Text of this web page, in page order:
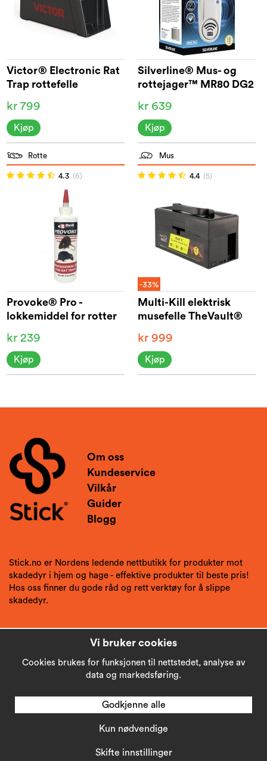
Victor® Electronic Rat
Trap rottefelle
kr 799
Kjøp
Silverline® Mus- og
rottejager™ MR80 DG2
kr 639
Kjøp
Rotte
4.3 (6)
Provoke® Pro -
lokkemiddel for rotter
kr 239
Kjøp
Mus
4.4 (5)
-33%
Multi-Kill elektrisk
musefelle TheVault®
kr 999
Kjøp
Om oss
Kundeservice
Vilkår
Guider
Blogg
Stick.no er Nordens ledende nettbutikk for produkter mot
skadedyr i hjem og hage - effektive produkter til beste pris!
Hos oss finner du gode råd og rett verktøy for å slippe
skadedyr.
Vi bruker cookies
Cookies brukes for funksjonen til nettstedet, analyse av
data og markedsføring.
Skifte innstillinger
Kun nødvendige
Godkjenne alle